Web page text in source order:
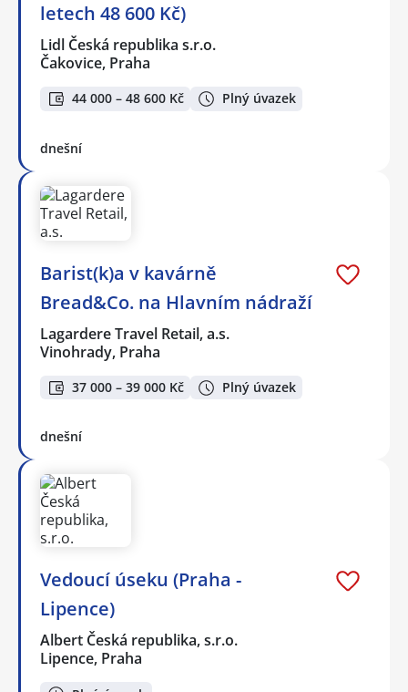
letech 48 600 Kč)
Lidl Česká republika s.r.o.
Čakovice, Praha
44 000 – 48 600 Kč Plný úvazek
dnešní
Barist(k)a v kavárně
Bread&Co. na Hlavním nádraží
Lagardere Travel Retail, a.s.
Vinohrady, Praha
37 000 – 39 000 Kč Plný úvazek
dnešní
Vedoucí úseku (Praha -
Lipence)
Albert Česká republika, s.r.o.
Lipence, Praha